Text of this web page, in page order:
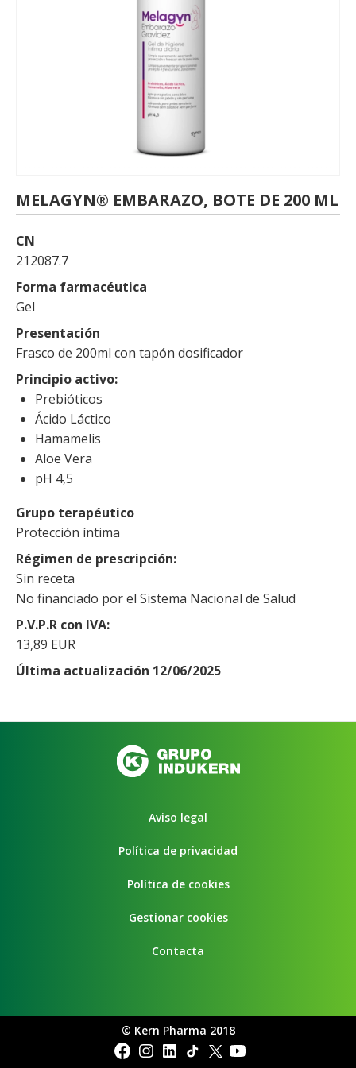
MELAGYN® EMBARAZO, BOTE DE 200 ML
CN
212087.7
Forma farmacéutica
Gel
Presentación
Frasco de 200ml con tapón dosificador
Principio activo
Prebióticos
Ácido Láctico
Hamamelis
Aloe Vera
pH 4,5
Grupo terapéutico
Protección íntima
Régimen de prescripción
Sin receta
No financiado por el Sistema Nacional de Salud
P.V.P.R con IVA
13,89 EUR
Última actualización 12/06/2025
Aviso legal
Política de privacidad
Política de cookies
Gestionar cookies
Contacta
© Kern Pharma 2018